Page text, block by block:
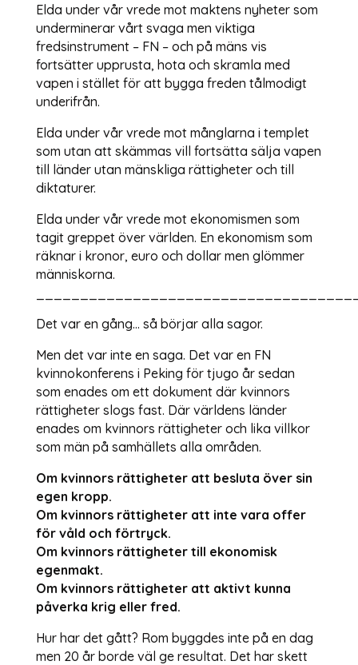
Elda under vår vrede mot maktens nyheter som
underminerar vårt svaga men viktiga
fredsinstrument – FN – och på mäns vis
fortsätter upprusta, hota och skramla med
vapen i stället för att bygga freden tålmodigt
underifrån.
Elda under vår vrede mot månglarna i templet
som utan att skämmas vill fortsätta sälja vapen
till länder utan mänskliga rättigheter och till
diktaturer.
Elda under vår vrede mot ekonomismen som
tagit greppet över världen. En ekonomism som
räknar i kronor, euro och dollar men glömmer
människorna.
Det var en gång… så börjar alla sagor.
Men det var inte en saga. Det var en FN
kvinnokonferens i Peking för tjugo år sedan
som enades om ett dokument där kvinnors
rättigheter slogs fast. Där världens länder
enades om kvinnors rättigheter och lika villkor
som män på samhällets alla områden.
Om kvinnors rättigheter att besluta över sin
egen kropp.
Om kvinnors rättigheter att inte vara offer
för våld och förtryck.
Om kvinnors rättigheter till ekonomisk
egenmakt.
Om kvinnors rättigheter att aktivt kunna
påverka krig eller fred.
Hur har det gått? Rom byggdes inte på en dag
men 20 år borde väl ge resultat. Det har skett